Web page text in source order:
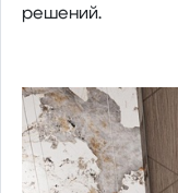
решений.